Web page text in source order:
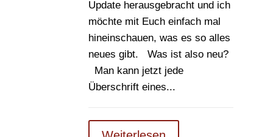
Update herausgebracht und ich
möchte mit Euch einfach mal
hineinschauen, was es so alles
neues gibt. Was ist also neu?
Man kann jetzt jede
Überschrift eines...